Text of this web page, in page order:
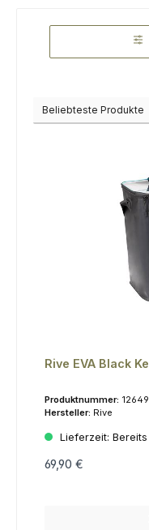
Rive EVA Black
Produktnummer:
Hersteller: Rive
Lieferzeit:
69,90 €